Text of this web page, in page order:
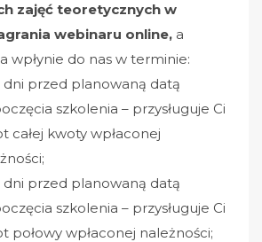
zajęć teoretycznych w
webinaru online, a
wpłynie do nas w terminie:
dni przed planowaną datą
szkolenia – przysługuje Ci
całej kwoty wpłaconej
dni przed planowaną datą
szkolenia – przysługuje Ci
połowy wpłaconej należności;